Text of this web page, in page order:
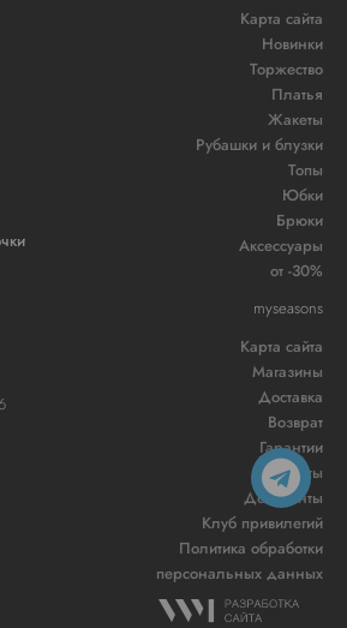
Карта сайта
Новинки
Торжество
Платья
Жакеты
Рубашки и блузки
Топы
Юбки
Брюки
Аксессуары
от -30%
myseasons
Карта сайта
Магазины
Доставка
Возврат
Гарантии
Контакты
Документы
Клуб привилегий
Политика обработки
персональных данных